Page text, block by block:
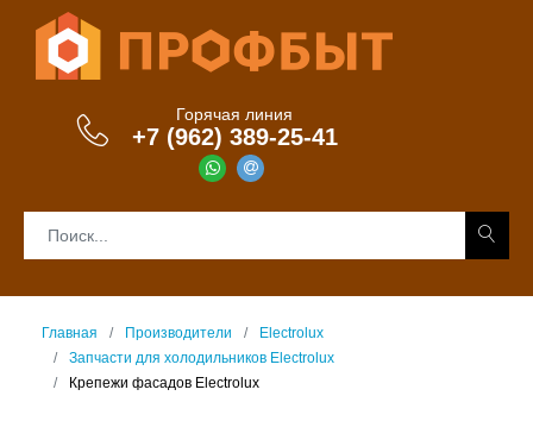
Горячая линия
+7 (962) 389-25-41
Главная Производители
Electrolux
Запчасти для холодильников Electrolux
Крепежи фасадов Electrolux